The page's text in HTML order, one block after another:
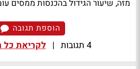
מזה, שיעור הגידול בהכנסות ממסים עומד
הוספת תגובה
4 תגובות | לקריאת כל